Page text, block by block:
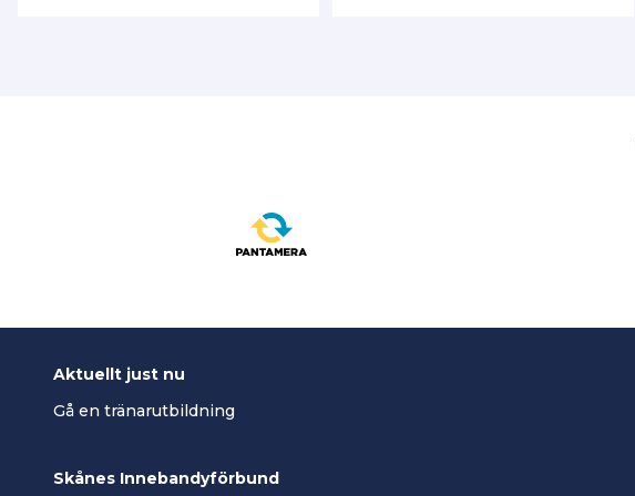
Aktuellt just nu
Gå en tränarutbildning
Skånes Innebandyförbund